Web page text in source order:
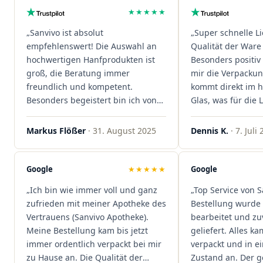
★★★★★
„Sanvivo ist absolut
empfehlenswert! Die Auswahl an
hochwertigen Hanfprodukten ist
groß, die Beratung immer
freundlich und kompetent.
Besonders begeistert bin ich von
der schnellen Rezeptannahme –
alles läuft unkompliziert und
sind extrem zügig, was mir jedes
Mal viel Zeit spart. Man merkt,
Kundenzufriedenheit an erster
Stelle stehen. Vielen Dank an das
Team von Sanvivo – ich bin
rundum begeistert!"
Markus Flößer · 31. August 2025
„Super schnelle
Qualität der
Besonders
mir die
kommt direkt im
Glas, was für die
ist. Ich bestelle
wieder!"
Dennis K. · 7. Juli
Google ★★★★★
„Ich bin wie immer voll und ganz
zufrieden mit meiner Apotheke des
Vertrauens (Sanvivo Apotheke).
Meine Bestellung kam bis jetzt
immer ordentlich verpackt bei mir
zu Hause an. Die Qualität der
Google
„Top Service von
Bestellung wurde
bearbeitet und
geliefert. Alles
verpackt und in
Zustand an. Der